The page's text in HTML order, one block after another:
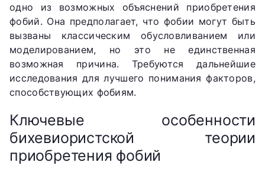
одно из возможных объяснений приобретения
фобий. Она предполагает, что фобии могут быть
вызваны классическим обусловливанием или
моделированием, но это не единственная
возможная причина. Требуются дальнейшие
исследования для лучшего понимания факторов,
способствующих фобиям.
Ключевые особенности
бихевиористской теории
приобретения фобий